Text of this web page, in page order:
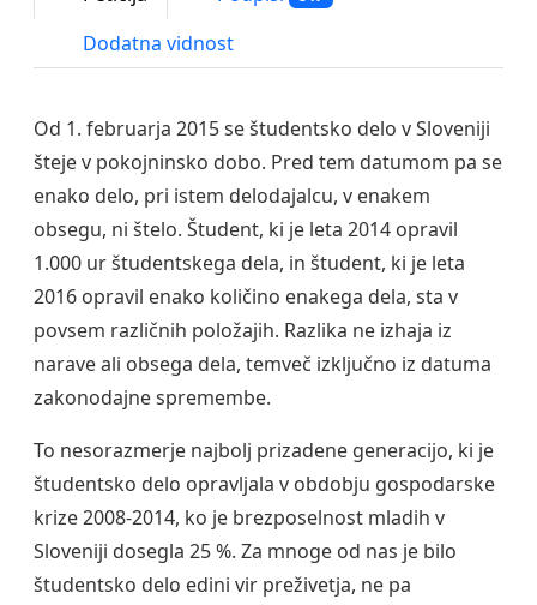
Dodatna vidnost
Od 1. februarja 2015 se študentsko delo v Sloveniji
šteje v pokojninsko dobo. Pred tem datumom pa se
enako delo, pri istem delodajalcu, v enakem
obsegu, ni štelo. Študent, ki je leta 2014 opravil
1.000 ur študentskega dela, in študent, ki je leta
2016 opravil enako količino enakega dela, sta v
povsem različnih položajih. Razlika ne izhaja iz
narave ali obsega dela, temveč izključno iz datuma
zakonodajne spremembe.
To nesorazmerje najbolj prizadene generacijo, ki je
študentsko delo opravljala v obdobju gospodarske
krize 2008-2014, ko je brezposelnost mladih v
Sloveniji dosegla 25 %. Za mnoge od nas je bilo
študentsko delo edini vir preživetja, ne pa